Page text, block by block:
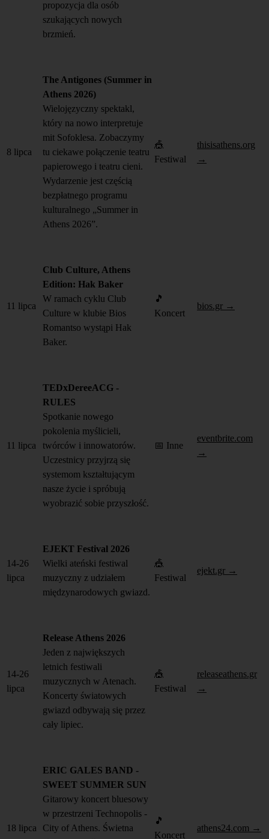
propozycja dla osób
szukających nowych
brzmień.
8 lipca
The Antigones (Summer in
Athens 2026)
Wielojęzyczny spektakl,
który na nowo interpretuje
mit Sofoklesa. Zobaczymy
tu ciekawe połączenie teatru
papierowego i teatru cieni.
Wydarzenie jest częścią
bezpłatnego programu
kulturalnego „Summer in
Athens 2026”.
🎪
Festiwal
thisisathens.org
→
11 lipca
Club Culture, Athens
Edition: Hak Baker
W ramach cyklu Club
Culture w klubie Bios
Romantso wystąpi Hak
Baker.
🎵
Koncert
bios.gr →
11 lipca
TEDxDereeACG -
RULES
Spotkanie nowego
pokolenia myślicieli,
twórców i innowatorów.
Uczestnicy przyjrzą się
systemom kształtującym
nasze życie i spróbują
wyobrazić sobie przyszłość.
📅 Inne
eventbrite.com
→
14-26
lipca
EJEKT Festival 2026
Wielki ateński festiwal
muzyczny z udziałem
międzynarodowych gwiazd.
🎪
Festiwal
ejekt.gr →
14-26
lipca
Release Athens 2026
Jeden z największych
letnich festiwali
muzycznych w Atenach.
Koncerty światowych
gwiazd odbywają się przez
cały lipiec.
🎪
Festiwal
releaseathens.gr
→
18 lipca
ERIC GALES BAND -
SWEET SUMMER SUN
Gitarowy koncert bluesowy
w przestrzeni Technopolis -
City of Athens. Świetna
🎵
Koncert
athens24.com →